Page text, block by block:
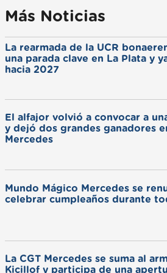
Más Noticias
La rearmada de la UCR
una parada clave en La Plata y
hacia 2027
El alfajor volvió a convocar a
y dejó dos grandes ganadores
Mercedes
Mundo Mágico Mercedes se
celebrar cumpleaños durante
La CGT Mercedes se suma al
Kicillof y participa de una